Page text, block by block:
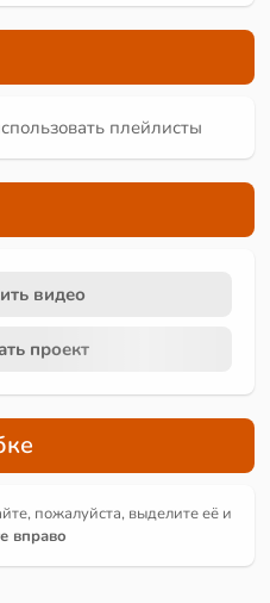
плейлисты
видео
проект
пожалуйста, выделите её и
вправо